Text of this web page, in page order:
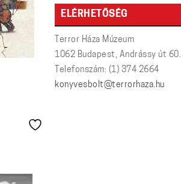
ELÉRHETŐSÉG
Terror Háza Múzeum
1062 Budapest, Andrássy út 60.
Telefonszám: (1) 374 2664
konyvesbolt@terrorhaza.hu